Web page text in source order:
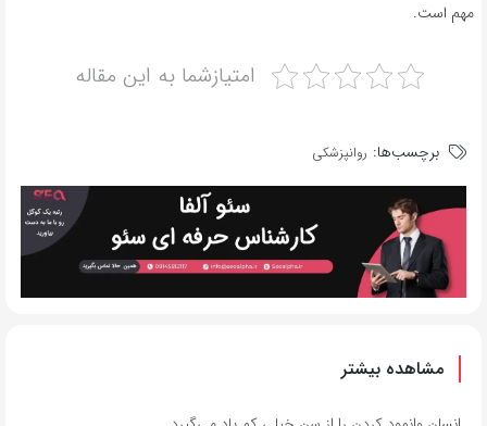
مهم است.
امتیازشما به این مقاله
برچسب‌ها: روانپزشکی
مشاهده بیشتر